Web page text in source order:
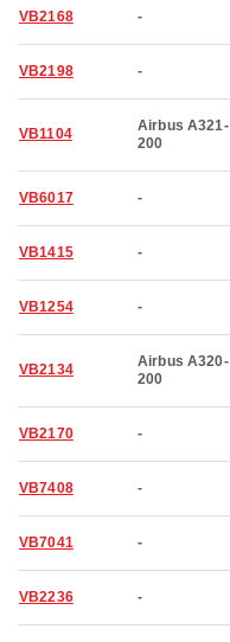
VB2168 -
VB2198 -
VB1104
Airbus A321-
200
VB6017 -
VB1415 -
VB1254 -
VB2134
Airbus A320-
200
VB2170 -
VB7408 -
VB7041 -
VB2236 -